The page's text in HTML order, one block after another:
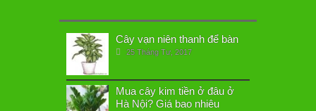
Cây vạn niên thanh để bàn
25 Tháng Tư, 2017
Mua cây kim tiền ở đâu ở
Hà Nội? Giá bao nhiêu